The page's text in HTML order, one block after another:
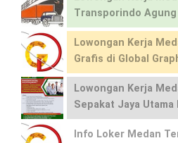
Transporindo
Lowongan Kerja
Grafis di Global
Lowongan Kerja
Sepakat Jaya Utama
Info Loker Medan